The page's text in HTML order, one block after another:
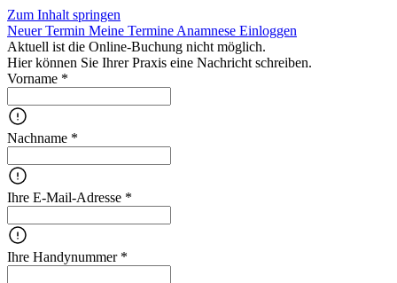
Zum Inhalt springen
Neuer Termin Meine Termine Anamnese Einloggen
Aktuell ist die Online-Buchung nicht möglich.
Hier können Sie Ihrer Praxis eine Nachricht schreiben.
Vorname *
Nachname *
Ihre E-Mail-Adresse *
Ihre Handynummer *